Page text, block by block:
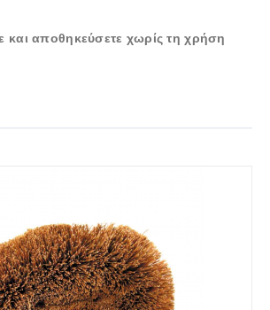
και αποθηκεύσετε χωρίς τη χρήση